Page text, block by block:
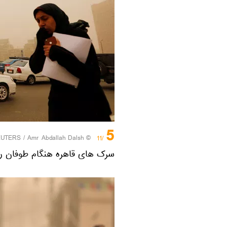
5
/11
©
/ Amr Abdallah Dalsh
سرک های قاهره هنگام طوفان